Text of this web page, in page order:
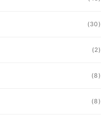
(30)
(2)
(8)
(8)